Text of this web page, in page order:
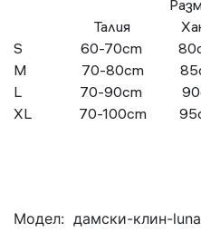
Талия Ханш
S 60-70cm
M 70-80cm
L 70-90cm
XL 70-100cm
Модел: дамски-клин-